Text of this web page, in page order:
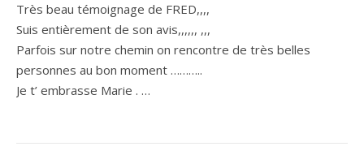
Très beau témoignage de FRED,,,,
Suis entièrement de son avis,,,,,, ,,,
Parfois sur notre chemin on rencontre de très belles
personnes au bon moment ………..
Je t’ embrasse Marie . …